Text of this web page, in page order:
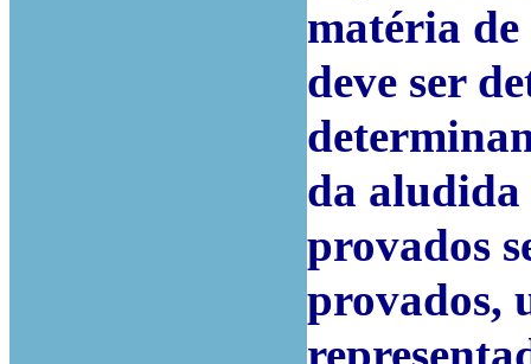
matéria
deve ser
da aludida
provados
provados,